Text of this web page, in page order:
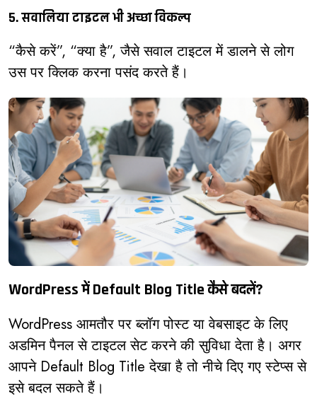
5. सवालिया टाइटल भी अच्छा विकल्प
“कैसे करें”, “क्या है”, जैसे सवाल टाइटल में डालने से लोग
उस पर क्लिक करना पसंद करते हैं।
WordPress में Default Blog Title कैसे बदलें?
WordPress आमतौर पर ब्लॉग पोस्ट या वेबसाइट के लिए
अडमिन पैनल से टाइटल सेट करने की सुविधा देता है। अगर
आपने Default Blog Title देखा है तो नीचे दिए गए स्टेप्स से
इसे बदल सकते हैं।